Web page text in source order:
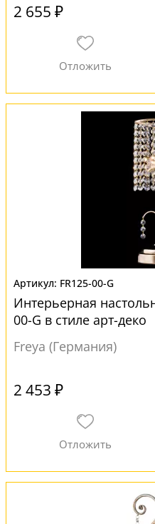
2 655 ₽
FR125-00-G
Интерьерная
00-G в стиле арт-деко
Freya (Германия)
2 453 ₽